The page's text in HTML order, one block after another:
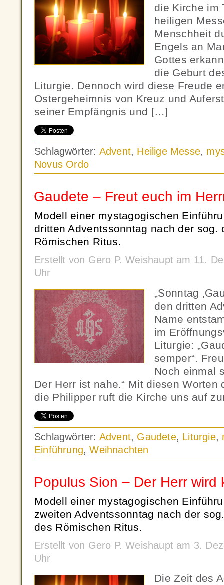
die Kirche im
heiligen
Menschheit
Engels an
Gottes
die Geburt
Liturgie. Dennoch wird diese Freude
Ostergeheimnis von Kreuz und
seiner Empfängnis und […]
Schlagwörter: Advent, Heilige Messe,
Novus Ordo
Gaudete – Freut euch im
Modell einer mystagogischen
dritten Adventssonntag nach der sog.
Römischen Ritus.
Erstellt von Gero P. Weishaupt am 11.
Uhr
„Sonntag
den dritten
Name
im
Liturgie:
semper“.
Noch einmal
Der Herr ist nahe.“ Mit diesen Worten
die Philipper ruft die Kirche uns auf
Schlagwörter: Advent, Gaudete, Liturgie,
Einführung,Weihnachten
Populus Sion – Der Herr wird
Modell einer mystagogischen
zweiten Adventssonntag nach der
des Römischen Ritus.
Erstellt von Gero P. Weishaupt am 3.
Uhr
Die Zeit des